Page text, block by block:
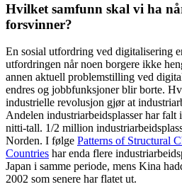
Hvilket samfunn skal vi ha
forsvinner?
En sosial utfordring ved digitalisering
utfordringen når noen borgere ikke
annen aktuell problemstilling ved
endres og jobbfunksjoner blir borte.
industrielle revolusjon gjør at
Andelen industriarbeidsplasser har
nitti-tall. 1/2 million
Norden. I følge Patterns of Structural
Countries har enda flere
Japan i samme periode, mens Kina
2002 som senere har flatet ut.